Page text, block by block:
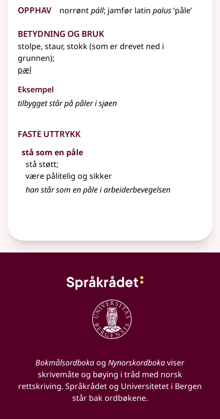
Opphav norrøntpáll; jamfør latin palus‘påle’
Betydning og bruk
stolpe, staur, stokk (som er drevet ned i
grunnen);
pæl
Eksempel
tilbygget står på påler i sjøen
Faste uttrykk
stå som en påle
stå støtt;
være pålitelig og sikker
han står som en påle i arbeiderbevegelsen
Bokmålsordbokaog Nynorskordbokaviser
skrivemåte og bøying i tråd med norsk
rettskriving. Språkrådet og Universitetet i Bergen
står bak ordbøkene.